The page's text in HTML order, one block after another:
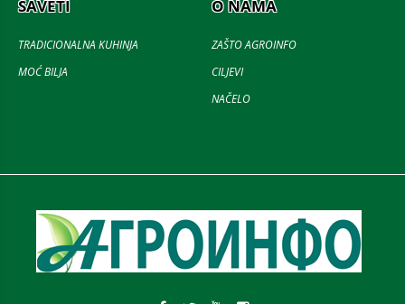
SAVETI
TRADICIONALNA KUHINJA
MOĆ BILJA
O NAMA
ZAŠTO AGROINFO
CILJEVI
NAČELO